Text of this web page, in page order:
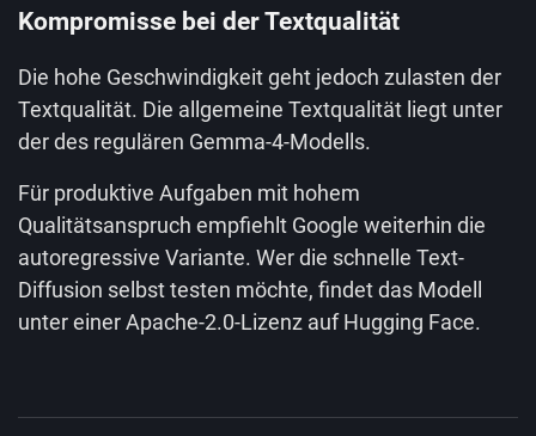
Kompromisse bei der Textqualität
Die hohe Geschwindigkeit geht jedoch zulasten der
Textqualität. Die allgemeine Textqualität liegt unter
der des regulären Gemma-4-Modells.
Für produktive Aufgaben mit hohem
Qualitätsanspruch empfiehlt Google weiterhin die
autoregressive Variante. Wer die schnelle Text-
Diffusion selbst testen möchte, findet das Modell
unter einer Apache-2.0-Lizenz auf Hugging Face.